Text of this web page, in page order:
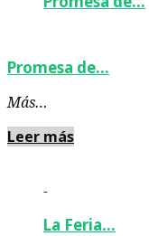
Promesa de…
Más…
Leer más
-
La Feria…